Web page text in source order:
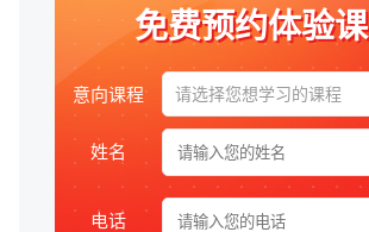
免费预约体验课
意向课程 请选择您想学习的课程
姓名
电话